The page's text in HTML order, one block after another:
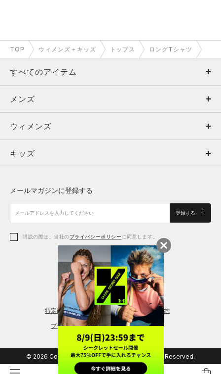
TOP ウィメンズ＋キッズ トップス ロングTシャツ
すべてのアイテム
メンズ
ウィメンズ
キッズ
アクセサリー
メンズ
トップス
ボトムス
アクセサリー
ウィメンズ
トップス
シューズ
アクセサリー
レギンス＆タイツ
キッズ
シューズ
メールマガジンに登録する
登録する
購読の際は、当社のプライバシーポリシーに同意します。
特定商取引法に基づく通販の表記 会員規約
プライバシーポリシー
© 2026 Copyright DOME Corporation. All Rights Reserved.